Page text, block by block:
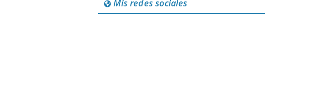
Mis redes sociales